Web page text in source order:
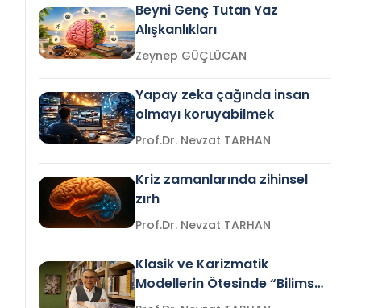
Beyni Genç Tutan Yaz
Alışkanlıkları
Zeynep GÜÇLÜCAN
Yapay zeka çağında insan
olmayı koruyabilmek
Prof.Dr. Nevzat TARHAN
Kriz zamanlarında zihinsel
zırh
Prof.Dr. Nevzat TARHAN
Klasik ve Karizmatik
Modellerin Ötesinde “Bilimsel
Liderlik”